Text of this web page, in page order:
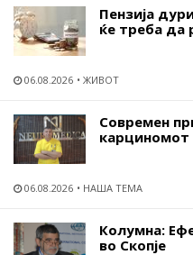
Пензија
ќе треба да
06.08.2026 ЖИВОТ
Современ
06.08.2026 НАША ТЕМА
Колумна:
во Скопје